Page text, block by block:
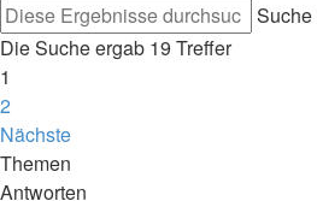
Suche
Die Suche ergab 19 Treffer
1
2
Nächste
Themen
Antworten